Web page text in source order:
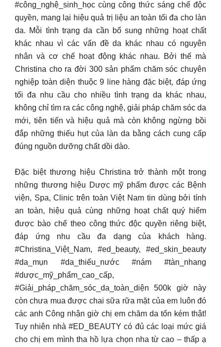
#công_nghệ_sinh_học cùng công thức sáng chế độc
quyền, mang lại hiệu quả trị liệu an toàn tối đa cho làn
da. Mỗi tình trạng da cần bổ sung những hoạt chất
khác nhau vì các vấn đề da khác nhau có nguyên
nhân và cơ chế hoạt động khác nhau. Bởi thế mà
Christina cho ra đời 300 sản phẩm chăm sóc chuyên
nghiệp toàn diện thuộc 9 line hàng đặc biệt, đáp ứng
tối đa nhu cầu cho nhiều tình trạng da khác nhau,
không chỉ tìm ra các công nghệ, giải pháp chăm sóc da
mới, tiên tiến và hiệu quả mà còn không ngừng bồi
đắp những thiếu hụt của làn da bằng cách cung cấp
đúng nguồn dưỡng chất dồi dào.
Đặc biệt thương hiệu Christina trở thành một trong
những thương hiệu Dược mỹ phẩm được các Bệnh
viện, Spa, Clinic trên toàn Việt Nam tin dùng bởi tính
an toàn, hiệu quả cùng những hoạt chất quý hiếm
được bào chế theo công thức độc quyền riêng biệt,
đáp ứng nhu cầu đa dạng của khách hàng.
#Christina_Việt_Nam, #ed_beauty, #ed_skin_beauty
#da_mụn #da_thiếu_nước #nám #tàn_nhang
#dược_mỹ_phẩm_cao_cấp,
#Giải_pháp_chăm_sóc_da_toàn_diện 500k giờ này
còn chưa mua được chai sữa rữa mặt của em luôn đó
các anh Công nhận giờ chị em chăm da tốn kém thật!
Tuy nhiên nhà #ED_BEAUTY có đủ các loại mức giá
cho chị em mình tha hồ lựa chọn nha từ cao – thấp ạ